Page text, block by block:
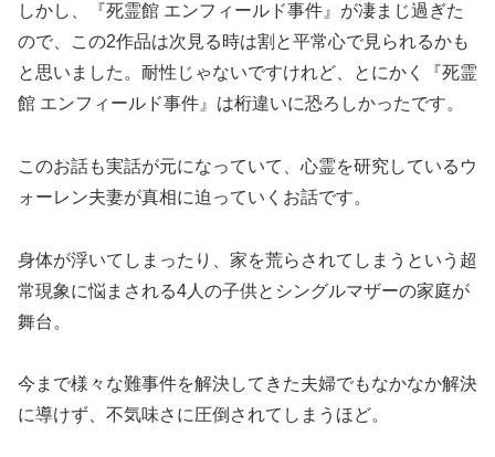
しかし、『死霊館 エンフィールド事件』が凄まじ過ぎた
ので、この2作品は次見る時は割と平常心で見られるかも
と思いました。耐性じゃないですけれど、とにかく『死霊
館 エンフィールド事件』は桁違いに恐ろしかったです。
このお話も実話が元になっていて、心霊を研究しているウ
ォーレン夫妻が真相に迫っていくお話です。
身体が浮いてしまったり、家を荒らされてしまうという超
常現象に悩まされる4人の子供とシングルマザーの家庭が
舞台。
今まで様々な難事件を解決してきた夫婦でもなかなか解決
に導けず、不気味さに圧倒されてしまうほど。